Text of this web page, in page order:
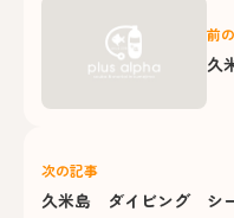
前
久
次の記事
久米島 ダイビング シ